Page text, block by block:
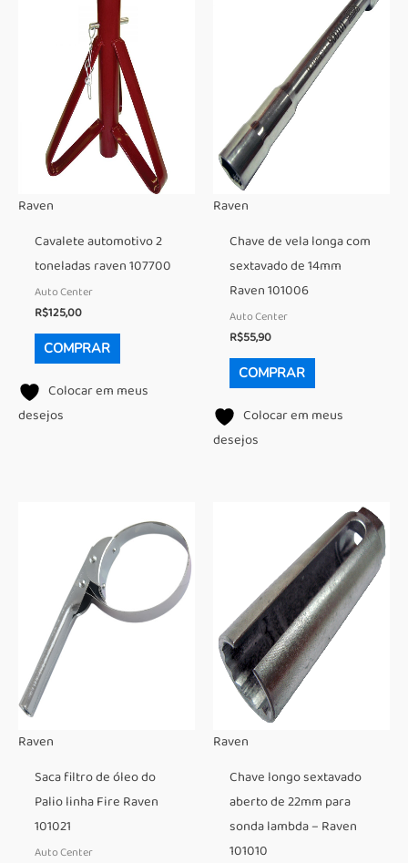
Raven
Cavalete automotivo 2
toneladas raven 107700
Auto Center
R$125,00
COMPRAR
Colocar em meus
desejos
Raven
Chave de vela longa com
sextavado de 14mm
Raven 101006
Auto Center
R$55,90
COMPRAR
Colocar em meus
desejos
Raven
Saca filtro de óleo do
Palio linha Fire Raven
101021
Auto Center
Raven
Chave longo sextavado
aberto de 22mm para
sonda lambda – Raven
101010